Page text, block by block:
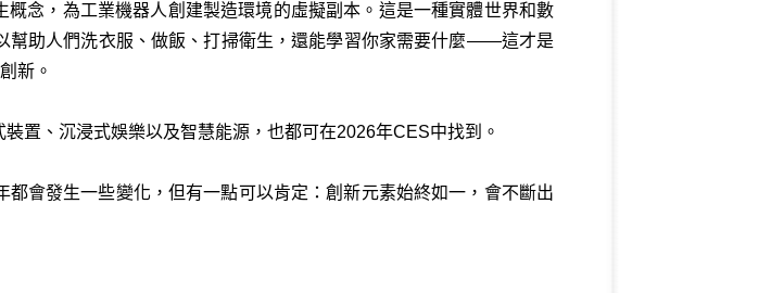
念，為工業機器人創建製造環境的虛擬副本。這是一種實體世界和數
幫助人們洗衣服、做飯、打掃衛生，還能學習你家需要什麼——這才是
新。
置、沉浸式娛樂以及智慧能源，也都可在2026年CES中找到。
會發生一些變化，但有一點可以肯定：創新元素始終如一，會不斷出